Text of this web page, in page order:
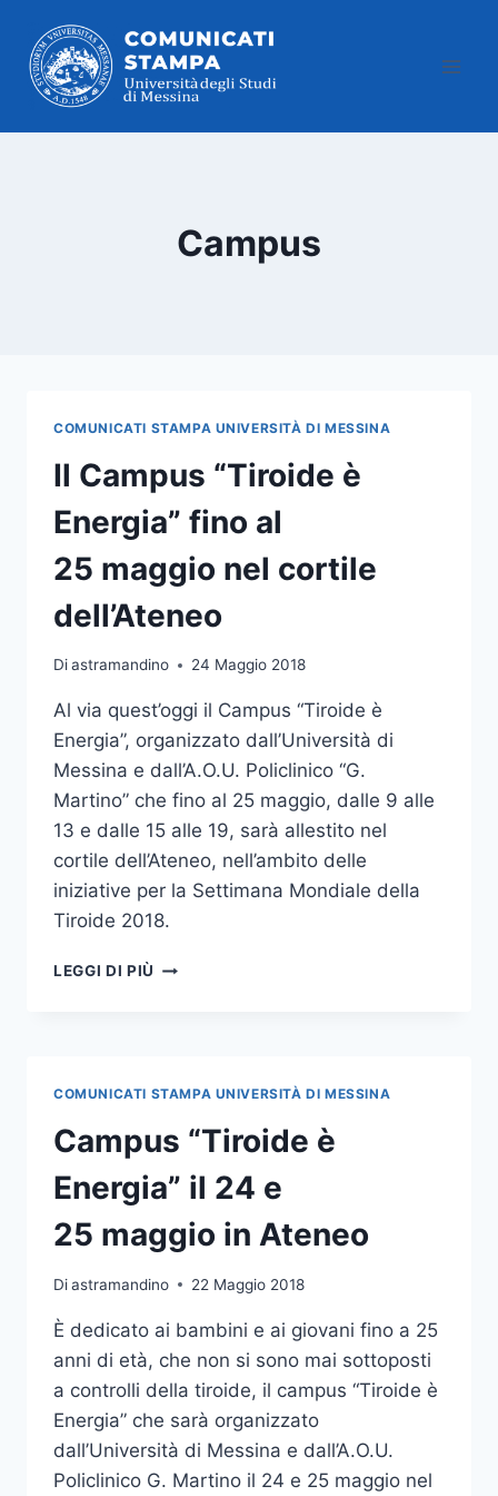
contenuto
Campus
COMUNICATI STAMPA UNIVERSITÀ DI MESSINA
Il Campus “Tiroide è
Energia” fino al
25 maggio nel cortile
dell’Ateneo
Diastramandino 24 Maggio 2018
Al via quest’oggi il Campus “Tiroide è
Energia”, organizzato dall’Università di
Messina e dall’A.O.U. Policlinico “G.
Martino” che fino al 25 maggio, dalle 9 alle
13 e dalle 15 alle 19, sarà allestito nel
cortile dell’Ateneo, nell’ambito delle
iniziative per la Settimana Mondiale della
Tiroide 2018.
LEGGI DI PIÙ IL CAMPUS
CORTILE
DELL’ATENEO
COMUNICATI STAMPA UNIVERSITÀ DI MESSINA
Campus “Tiroide è
Energia” il 24 e
25 maggio in Ateneo
Diastramandino 22 Maggio 2018
È dedicato ai bambini e ai giovani fino a 25
anni di età, che non si sono mai sottoposti
a controlli della tiroide, il campus “Tiroide è
Energia” che sarà organizzato
dall’Università di Messina e dall’A.O.U.
Policlinico G. Martino il 24 e 25 maggio nel